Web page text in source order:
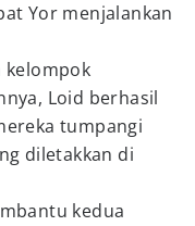
Yor menjalankan
kelompok
Loid berhasil
tumpangi
diletakkan di
kedua